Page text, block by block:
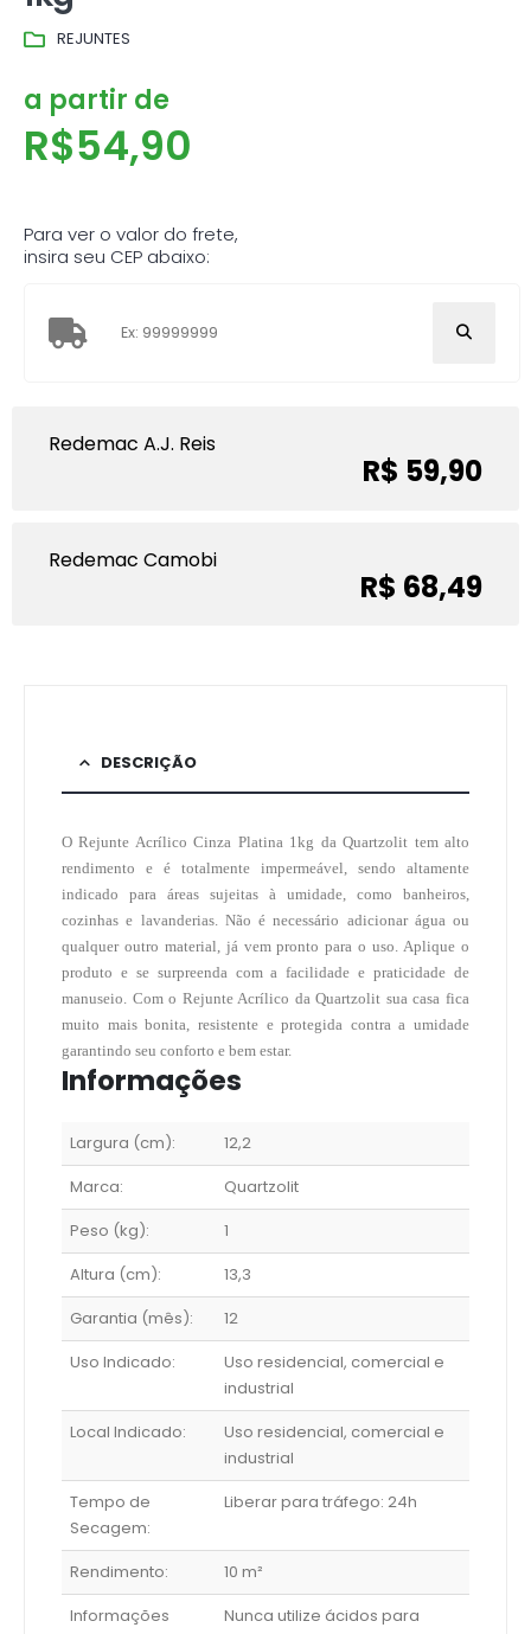
REJUNTES
a partir de
R$54,90
Para ver o valor do frete,
insira seu CEP abaixo:
Redemac A.J. Reis
R$ 59,90
Redemac Camobi
R$ 68,49
DESCRIÇÃO
O Rejunte Acrílico Cinza Platina 1kg da Quartzolit tem alto
rendimento e é totalmente impermeável, sendo altamente
indicado para áreas sujeitas à umidade, como banheiros,
cozinhas e lavanderias. Não é necessário adicionar água ou
qualquer outro material, já vem pronto para o uso. Aplique o
produto e se surpreenda com a facilidade e praticidade de
manuseio. Com o Rejunte Acrílico da Quartzolit sua casa fica
muito mais bonita, resistente e protegida contra a umidade
garantindo seu conforto e bem estar.
Informações
Largura (cm):
12,2
Marca:
Quartzolit
Peso (kg):
1
Altura (cm):
13,3
Garantia (mês):
12
Uso Indicado:
Uso residencial, comercial e
industrial
Local Indicado:
Uso residencial, comercial e
industrial
Tempo de
Secagem:
Liberar para tráfego: 24h
Rendimento:
10 m²
Informações
Nunca utilize ácidos para